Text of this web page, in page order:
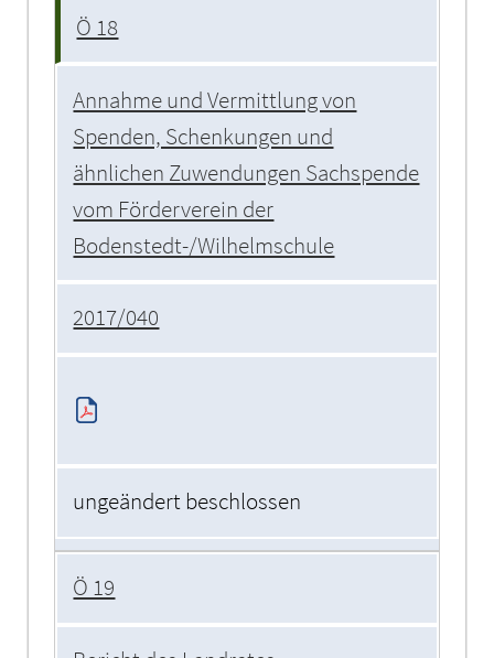
Ö 18
Annahme und Vermittlung von
Spenden, Schenkungen und
ähnlichen Zuwendungen Sachspende
vom Förderverein der
Bodenstedt-/Wilhelmschule
2017/040
ungeändert beschlossen
Ö 19